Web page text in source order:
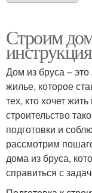
Строим
Дом из бруса –
жилье, которое
тех, кто хочет
строительство
подготовки и
рассмотрим
дома из бруса,
справиться с